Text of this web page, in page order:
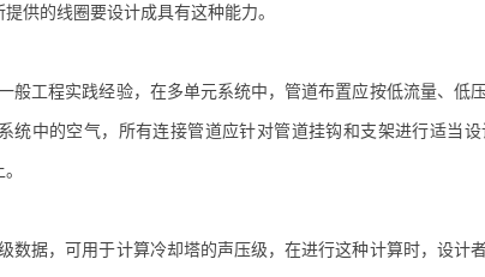
供的线圈要设计成具有这种能力。
工程实践经验，在多单元系统中，管道布置应按低流量、低
统中的空气，所有连接管道应针对管道挂钩和支架进行适当
据，可用于计算冷却塔的声压级，在进行这种计算时，设计者